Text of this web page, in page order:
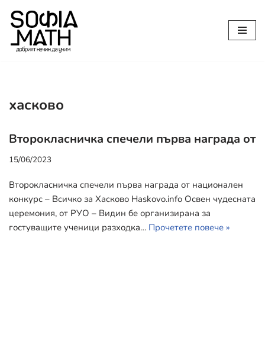
Продължете
към
хасково
Второкласничка спечели първа награда от
15/06/2023
Второкласничка спечели първа награда от национален
конкурс – Всичко за Хасково Haskovo.info Освен чудесната
церемония, от РУО – Видин бе организирана за
гостуващите ученици разходка… Прочетете повече »